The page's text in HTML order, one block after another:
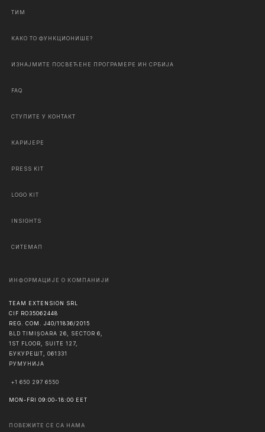
ТИМ
КАКО ТО ФУНКЦИОНИШЕ?
ИЗНАЈМИТЕ ПОСВЕЋЕНЕ ПРОГРАМЕРЕ ИН СРБИЈА
FAQ
СТУПИТЕ У КОНТАКТ
КАРИЈЕРЕ
PRESS KIT
LOGO KIT
INSIGHTS
СИТЕМАП
ИНФОРМАЦИЈЕ О КОМПАНИЈИ
TEAM EXTENSION SRL
CIF RO35062448
REG. COM. J40/11836/2015
BLD TIMIȘOARA 26, SECTOR 6,
1ST FLOOR, SUITE 127,
БУКУРЕШТ, 061331
РУМУНИЈА
+1 650 297 6550
MON-FRI 09:00-18:00 EET
ПОВЕЖИТЕ СЕ СА НАМА